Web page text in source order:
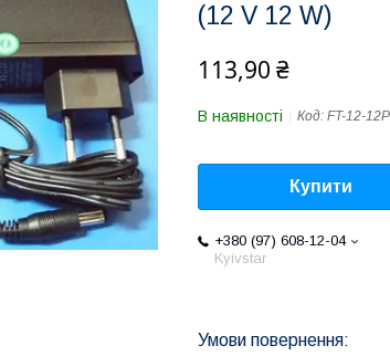
(12 V 12 W)
113,90 ₴
В наявності Код: FT-12-
Купити
+380 (97) 608-12-04
Kyivstar